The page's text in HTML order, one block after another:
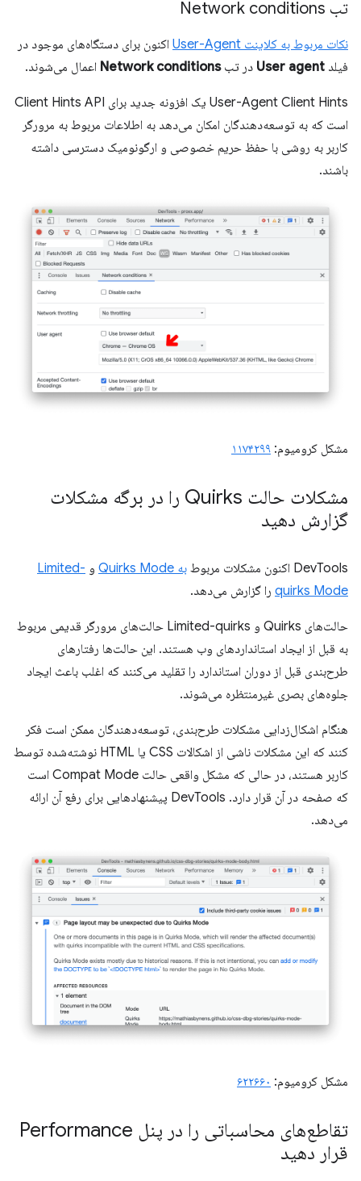
تب Network conditions
نکات مربوط به کلاینت User-Agent
اکنون برای دستگاه‌های موجود در
فیلد User agent در تبNetwork conditions اعمال می‌شوند.
User-Agent Client Hints یک افزونه جدید برای Client Hints API
است که به توسعه‌دهندگان امکان می‌دهد به اطلاعات مربوط به مرورگر
کاربر به روشی با حفظ حریم خصوصی و ارگونومیک دسترسی داشته
باشند.
مشکل کرومیوم: ۱۱۷۴۲۹۹
مشکلات حالت Quirks را در برگه مشکلات
گزارش دهید
DevTools اکنون مشکلات مربوط به Quirks Mode و Limited-
quirks Mode را گزارش می‌دهد.
حالت‌های Quirks و Limited-quirks حالت‌های مرورگر قدیمی مربوط
به قبل از ایجاد استانداردهای وب هستند. این حالت‌ها رفتارهای
طرح‌بندی قبل از دوران استاندارد را تقلید می‌کنند که اغلب باعث ایجاد
جلوه‌های بصری غیرمنتظره می‌شوند.
هنگام اشکال‌زدایی مشکلات طرح‌بندی، توسعه‌دهندگان ممکن است فکر
کنند که این مشکلات ناشی از اشکالات CSS یا HTML نوشته‌شده توسط
کاربر هستند، در حالی که مشکل واقعی حالت Compat Mode است
که صفحه در آن قرار دارد. DevTools پیشنهادهایی برای رفع آن ارائه
می‌دهد.
مشکل کرومیوم: ۶۲۲۶۶۰
تقاطع‌های محاسباتی را در پنل Performance
قرار دهید